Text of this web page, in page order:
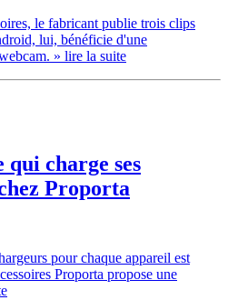
le fabricant publie trois clips
lui, bénéficie d'une
» lire la suite
charge ses
Proporta
pour chaque appareil est
Proporta propose une